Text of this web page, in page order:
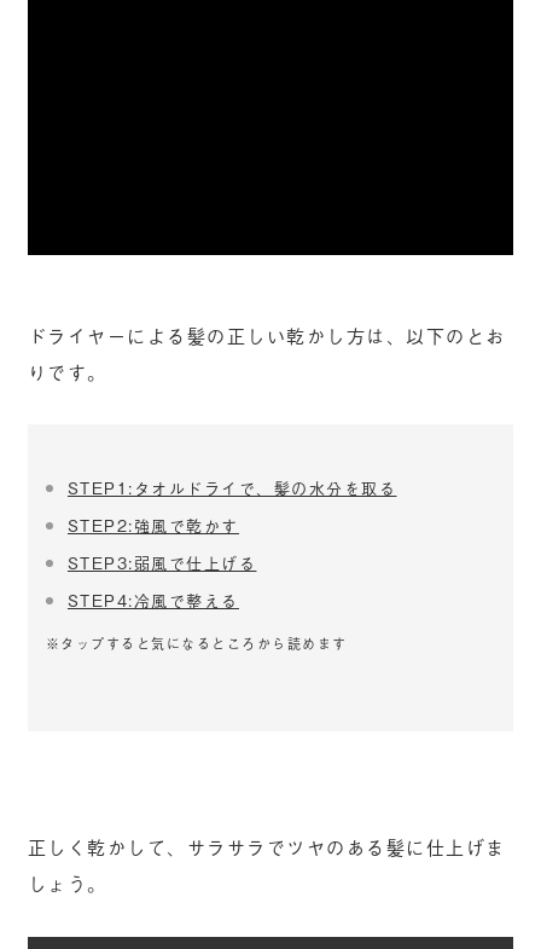
ドライヤーによる髪の正しい乾かし方は、以下のとお
りです。
STEP1:タオルドライで、髪の水分を取る
STEP2:強風で乾かす
STEP3:弱風で仕上げる
STEP4:冷風で整える
※タップすると気になるところから読めます
正しく乾かして、サラサラでツヤのある髪に仕上げま
しょう。